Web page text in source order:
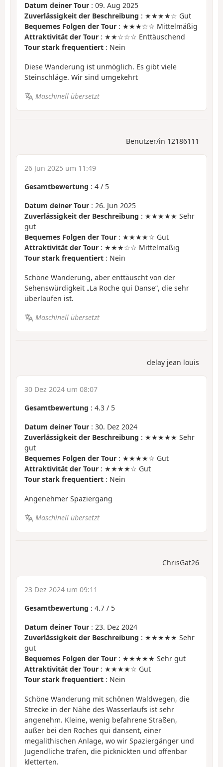
Datum deiner Tour : 09. Aug 2025
Zuverlässigkeit der Beschreibung : ★★★★☆ Gut
Bequemes Folgen der Tour : ★★★☆☆ Mittelmäßig
Attraktivität der Tour : ★★☆☆☆ Enttäuschend
Tour stark frequentiert : Nein
Diese Wanderung ist unmöglich. Es gibt viele
Steinschläge. Wir sind umgekehrt
Maschinell übersetzt
Benutzer/in 12186111
26 Jun 2025 um 11:49
Gesamtbewertung : 4 / 5
Datum deiner Tour : 26. Jun 2025
Zuverlässigkeit der Beschreibung : ★★★★★ Sehr
gut
Bequemes Folgen der Tour : ★★★★☆ Gut
Attraktivität der Tour : ★★★☆☆ Mittelmäßig
Tour stark frequentiert : Nein
Schöne Wanderung, aber enttäuscht von der
Sehenswürdigkeit „La Roche qui Danse“, die sehr
überlaufen ist.
Maschinell übersetzt
delay jean louis
30 Dez 2024 um 08:07
Gesamtbewertung : 4.3 / 5
Datum deiner Tour : 30. Dez 2024
Zuverlässigkeit der Beschreibung : ★★★★★ Sehr
gut
Bequemes Folgen der Tour : ★★★★☆ Gut
Attraktivität der Tour : ★★★★☆ Gut
Tour stark frequentiert : Nein
Angenehmer Spaziergang
Maschinell übersetzt
ChrisGat26
23 Dez 2024 um 09:11
Gesamtbewertung : 4.7 / 5
Datum deiner Tour : 23. Dez 2024
Zuverlässigkeit der Beschreibung : ★★★★★ Sehr
gut
Bequemes Folgen der Tour : ★★★★★ Sehr gut
Attraktivität der Tour : ★★★★☆ Gut
Tour stark frequentiert : Nein
Schöne Wanderung mit schönen Waldwegen, die
Strecke in der Nähe des Wasserlaufs ist sehr
angenehm. Kleine, wenig befahrene Straßen,
außer bei den Roches qui dansent, einer
megalithischen Anlage, wo wir Spaziergänger und
Jugendliche trafen, die picknickten und offenbar
kletterten.